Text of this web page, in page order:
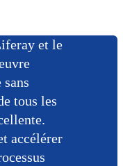
et le
tous les
accélérer